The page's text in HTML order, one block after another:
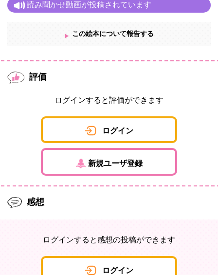
読み聞かせ動画が投稿されています
この絵本について報告する
評価
ログインすると評価ができます
ログイン
新規ユーザ登録
感想
ログインすると感想の投稿ができます
ログイン